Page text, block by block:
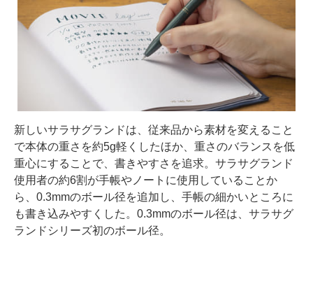
新しいサラサグランドは、従来品から素材を変えること
で本体の重さを約5g軽くしたほか、重さのバランスを低
重心にすることで、書きやすさを追求。サラサグランド
使用者の約6割が手帳やノートに使用していることか
ら、0.3mmのボール径を追加し、手帳の細かいところに
も書き込みやすくした。0.3mmのボール径は、サラサグ
ランドシリーズ初のボール径。